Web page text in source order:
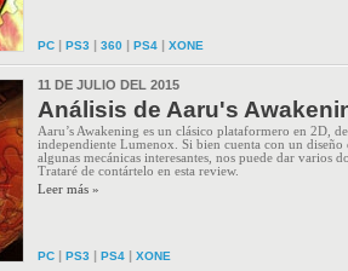
PC | PS3 | 360 | PS4 | XONE
11 DE JULIO DEL 2015
Análisis de Aaru's
Aaru’s Awakening es un clásico plataformero en 2D,
independiente Lumenox. Si bien cuenta con un
algunas mecánicas interesantes, nos puede dar varios
Trataré de contártelo en esta review.
Leer más »
PC | PS3 | PS4 | XONE